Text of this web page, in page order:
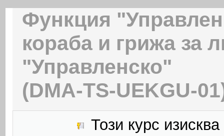
Функция
кораба и грижа за
"Управленско"
(DMA-TS-UEKGU-
Този курс